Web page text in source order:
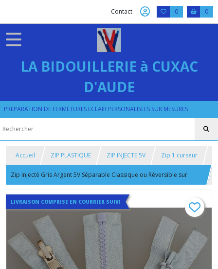
Contact 0 0
LA BIDOUILLERIE à CUXAC
D'AUDE
PREPARATION DE FERMETURES ECLAIR PERSONALISEES SUR MESURES
Accueil ZIP PLASTIQUE ZIP INJECTE 5V Zip 1 curseur
Zip Injecté Gris Argent 5V Séparable Classique ou Réversible sur
Mesure
LIVRAISON COMPRISE EN COURRIER SUIVI